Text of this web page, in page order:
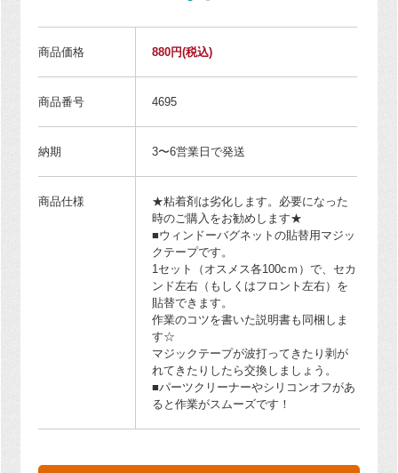
商品価格 880円(税込)
商品番号 4695
納期 3〜6営業日で発送
商品仕様
★粘着剤は劣化します。必要になった
時のご購入をお勧めします★
■ウィンドーバグネットの貼替用マジッ
クテープです。
1セット（オスメス各100cｍ）で、セカ
ンド左右（もしくはフロント左右）を
貼替できます。
作業のコツを書いた説明書も同梱しま
す☆
マジックテープが波打ってきたり剥が
れてきたりしたら交換しましょう。
■パーツクリーナーやシリコンオフがあ
ると作業がスムーズです！